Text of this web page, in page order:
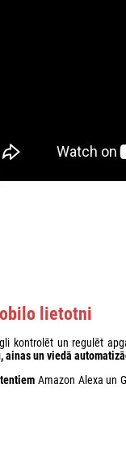
lietotni
kontrolēt un regulēt
ainas un viedā
Amazon Alexa un